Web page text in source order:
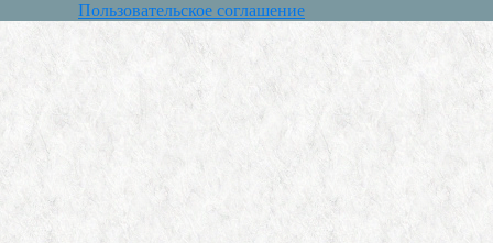
Пользовательское соглашение